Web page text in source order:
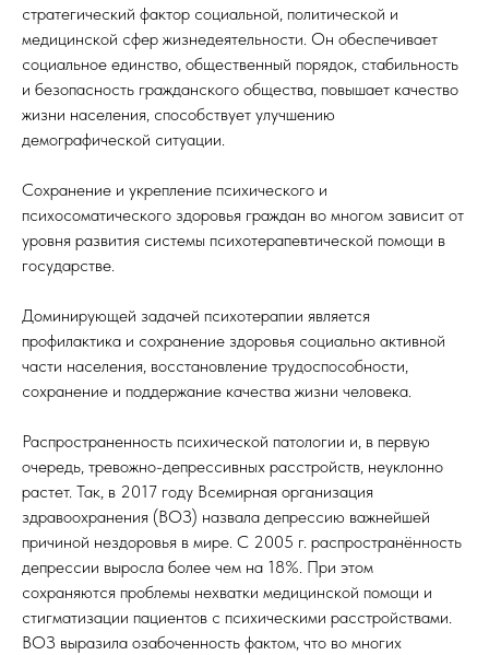
стратегический фактор социальной, политической и
медицинской сфер жизнедеятельности. Он обеспечивает
социальное единство, общественный порядок, стабильность
и безопасность гражданского общества, повышает качество
жизни населения, способствует улучшению
демографической ситуации.
Сохранение и укрепление психического и
психосоматического здоровья граждан во многом зависит от
уровня развития системы психотерапевтической помощи в
государстве.
Доминирующей задачей психотерапии является
профилактика и сохранение здоровья социально активной
части населения, восстановление трудоспособности,
сохранение и поддержание качества жизни человека.
Распространенность психической патологии и, в первую
очередь, тревожно-депрессивных расстройств, неуклонно
растет. Так, в 2017 году Всемирная организация
здравоохранения (ВОЗ) назвала депрессию важнейшей
причиной нездоровья в мире. С 2005 г. распространённость
депрессии выросла более чем на 18%. При этом
сохраняются проблемы нехватки медицинской помощи и
стигматизации пациентов с психическими расстройствами.
ВОЗ выразила озабоченность фактом, что во многих